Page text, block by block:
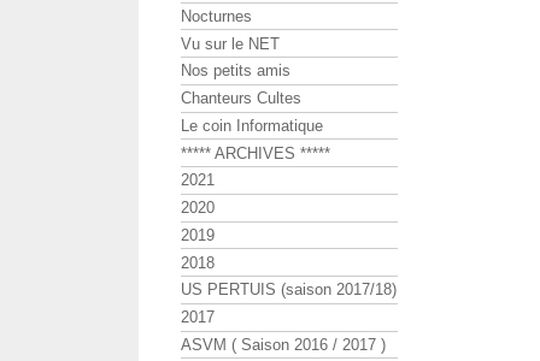
Nocturnes
Vu sur le NET
Nos petits amis
Chanteurs Cultes
Le coin Informatique
***** ARCHIVES *****
2021
2020
2019
2018
US PERTUIS (saison 2017/18)
2017
ASVM ( Saison 2016 / 2017 )